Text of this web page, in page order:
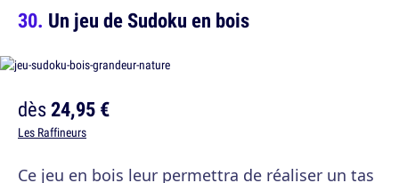
Un jeu de Sudoku en bois
dès24,95 €
Les Raffineurs
Ce jeu en bois leur permettra de réaliser un tas